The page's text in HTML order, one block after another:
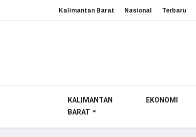
Kalimantan Barat Nasional Terbaru
KALIMANTAN
BARAT
EKONOMI